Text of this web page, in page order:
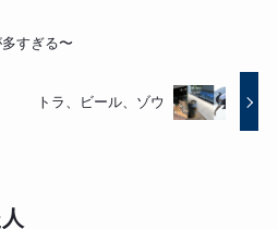
すぎる〜
トラ、ビール、ゾウ